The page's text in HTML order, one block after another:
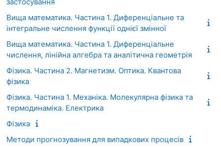
Вища математика. Частина 1. Диференціальне та
інтегральне числення функції однієї змінної
Вища математика. Частина 1. Диференціальне
числення, лінійна алгебра та аналітична геометрія
Фізика. Частина 2. Магнетизм. Оптика. Квантова
фізика
Фізика. Частина 1. Механіка. Молекулярна фізика та
термодинаміка. Електрика
Фізика
Методи прогнозування для випадкових процесів